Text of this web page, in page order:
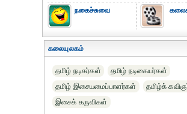
நகைச்சுவை
கலையுலகம்
தமிழ் நடிகர்கள்
தமிழ் நடிகையர்கள்
தமிழ் இசையமைப்பாளர்கள்
தமிழ்க்
இசைக் கருவிகள்